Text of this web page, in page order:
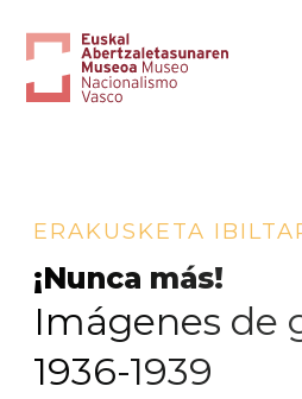
ERAKUSKETA
¡Nunca más!
Imágenes de
1936-1939